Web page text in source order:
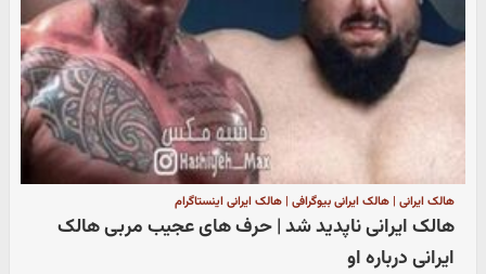
هالک ایرانی | هالک ایرانی بیوگرافی | هالک ایرانی اینستاگرام
هالک ایرانی ناپدید شد | حرف های عجیب مربی هالک
ایرانی درباره او